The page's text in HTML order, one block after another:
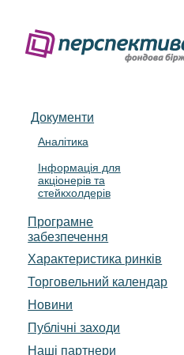
Документи
Аналітика
Інформація для
акціонерів та
стейкхолдерів
Програмне
забезпечення
Характеристика pинків
Торговельний календар
Новини
Публічні заходи
Наші партнери